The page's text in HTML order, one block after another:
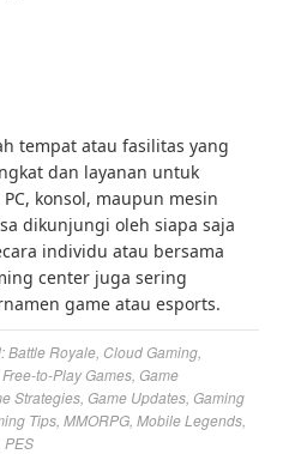
tempat atau fasilitas yang
dan layanan untuk
konsol, maupun mesin
dikunjungi oleh siapa saja
individu atau bersama
center juga sering
game atau esports.
Battle Royale Cloud Gaming
Free-to-Play Games Game
Strategies Game Updates Gaming
Tips MMORPG Mobile Legends
PES